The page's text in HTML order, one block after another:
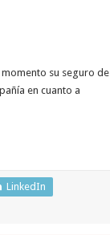
su seguro de
en cuanto a
LinkedIn